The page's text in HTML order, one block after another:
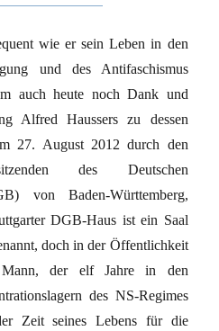
wie er sein Leben in den
und des Antifaschismus
auch heute noch Dank und
Alfred Haussers zu dessen
27. August 2012 durch den
des Deutschen
von Baden-Württemberg,
DGB-Haus ist ein Saal
doch in der Öffentlichkeit
der elf Jahre in den
des NS-Regimes
Zeit seines Lebens für die